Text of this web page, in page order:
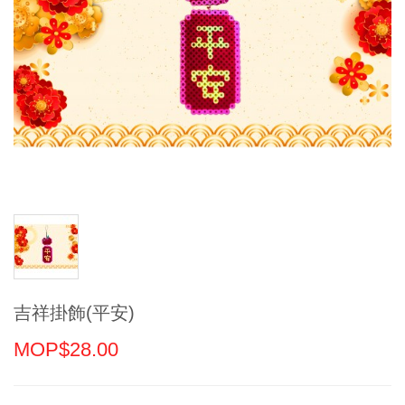
吉祥掛飾(平安)
MOP$28.00